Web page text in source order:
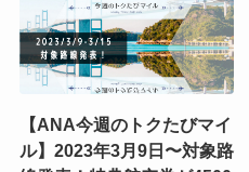
【ANA今週のトクたびマイ
ル】2023年3月9日〜対象路